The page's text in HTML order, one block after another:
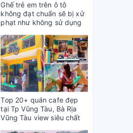
Ghế trẻ em trên ô tô
không đạt chuẩn sẽ bị xử
phạt như không sử dụng
Top 20+ quán cafe đẹp
tại Tp Vũng Tàu, Bà Rịa
Vũng Tàu view siêu chất